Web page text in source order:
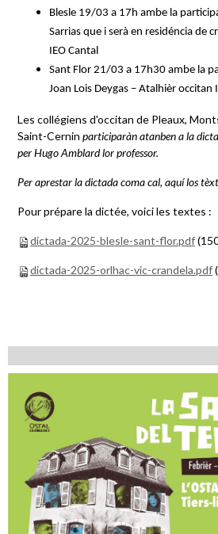
Blesle 19/03 a 17h ambe la
Sarrias que i serà en residéncia de
IEO Cantal
Sant Flor 21/03 a 17h30 ambe la
Joan Lois Deygas – Atalhièr occitan
Les collégiens d'occitan de Pleaux,
Saint-Cernin participaràn atanben a la
per Hugo Amblard lor professor.
Per aprestar la dictada coma cal, aquí los
Pour prépare la dictée, voici les textes :
dictada-2025-blesle-sant-flor.pdf
dictada-2025-orlhac-vic-crandela.pdf